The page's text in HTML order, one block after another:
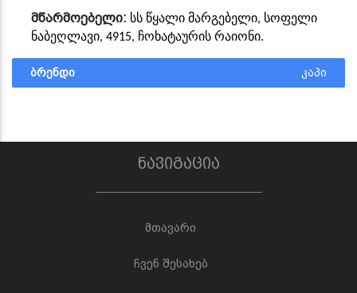
მწარმოებელი: სს წყალი მარგებელი, სოფელი
ნაბეღლავი, 4915, ჩოხატაურის რაიონი.
ბრენდი კაპი
ნავიგაცია
მთავარი
ჩვენ შესახებ